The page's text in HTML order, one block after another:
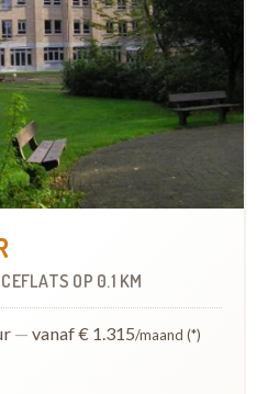
OP 0.1 KM
— vanaf € 1.315/maand (*)